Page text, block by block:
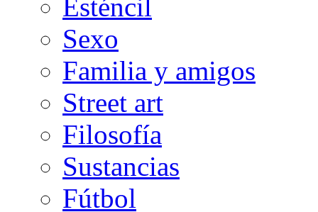
Esténcil
Sexo
Familia y amigos
Street art
Filosofía
Sustancias
Fútbol